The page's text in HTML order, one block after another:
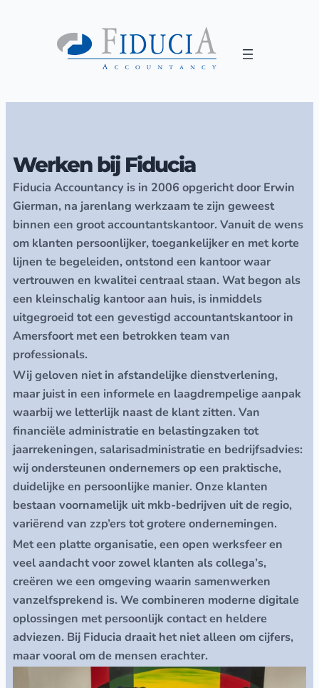
Werken bij Fiducia
Fiducia Accountancy is in 2006 opgericht door Erwin
Gierman, na jarenlang werkzaam te zijn geweest
binnen een groot accountantskantoor. Vanuit de wens
om klanten persoonlijker, toegankelijker en met korte
lijnen te begeleiden, ontstond een kantoor waar
vertrouwen en kwalitei centraal staan. Wat begon als
een kleinschalig kantoor aan huis, is inmiddels
uitgegroeid tot een gevestigd accountantskantoor in
Amersfoort met een betrokken team van
professionals.
Wij geloven niet in afstandelijke dienstverlening,
maar juist in een informele en laagdrempelige aanpak
waarbij we letterlijk naast de klant zitten. Van
financiële administratie en belastingzaken tot
jaarrekeningen, salarisadministratie en bedrijfsadvies:
wij ondersteunen ondernemers op een praktische,
duidelijke en persoonlijke manier. Onze klanten
bestaan voornamelijk uit mkb-bedrijven uit de regio,
variërend van zzp’ers tot grotere ondernemingen.
Met een platte organisatie, een open werksfeer en
veel aandacht voor zowel klanten als collega’s,
creëren we een omgeving waarin samenwerken
vanzelfsprekend is. We combineren moderne digitale
oplossingen met persoonlijk contact en heldere
adviezen. Bij Fiducia draait het niet alleen om cijfers,
maar vooral om de mensen erachter.